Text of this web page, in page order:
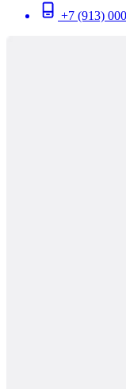
+7 (913)